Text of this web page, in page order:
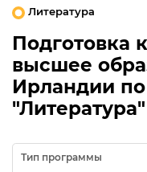
Литература
Подготовка
высшее
Ирландии
"Литература"
Тип программы